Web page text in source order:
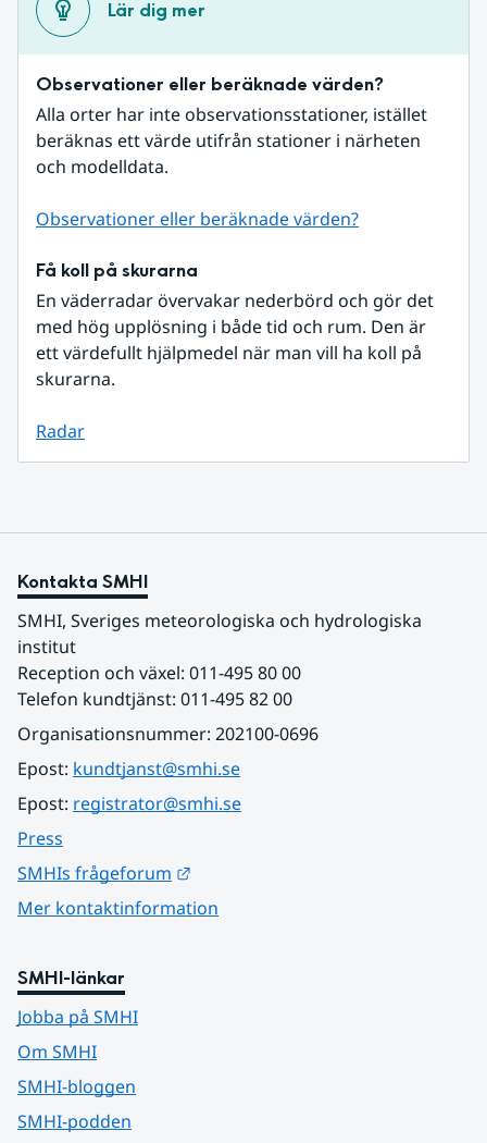
Lär dig mer
Observationer eller beräknade värden?
Alla orter har inte observationsstationer, istället
beräknas ett värde utifrån stationer i närheten
och modelldata.
Observationer eller beräknade värden?
Få koll på skurarna
En väderradar övervakar nederbörd och gör det
med hög upplösning i både tid och rum. Den är
ett värdefullt hjälpmedel när man vill ha koll på
skurarna.
Radar
Kontakta SMHI
SMHI, Sveriges meteorologiska och hydrologiska
institut
Reception och växel: 011-495 80 00
Telefon kundtjänst: 011-495 82 00
Organisationsnummer: 202100-0696
Epost: kundtjanst@smhi.se
Epost: registrator@smhi.se
Press
SMHIs frågeforum
Mer kontaktinformation
SMHI-länkar
Jobba på SMHI
Om SMHI
SMHI-bloggen
SMHI-podden